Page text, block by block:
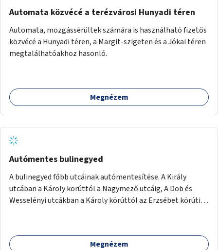
Automata közvécé a terézvárosi Hunyadi téren
Automata, mozgássérültek számára is használható fizetős
közvécé a Hunyadi téren, a Margit-szigeten és a Jókai téren
megtalálhatóakhoz hasonló.
Megnézem
Autómentes bulinegyed
A bulinegyed főbb utcáinak autómentesítése. A Király
utcában a Károly körúttól a Nagymező utcáig, A Dob és
Wesselényi utcákban a Károly körúttól az Erzsébet körútig
Megnézem